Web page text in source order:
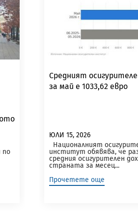
по
Средният
за май е 1033,62 евро
ЮЛИ 15, 2026
Националният
институт обявява, че
средния осигурителен
страната за месец...
Прочетете още